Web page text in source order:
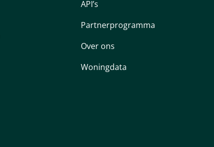
API’s
Partnerprogramma
Over ons
Woningdata